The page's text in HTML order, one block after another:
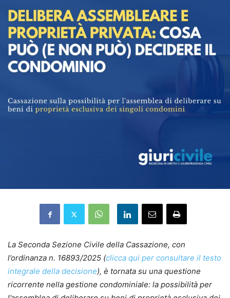
La Seconda Sezione Civile della Cassazione, con
l’ordinanza n. 16893/2025 (clicca qui per consultare il testo
integrale della decisione), è tornata su una questione
ricorrente nella gestione condominiale: la possibilità per